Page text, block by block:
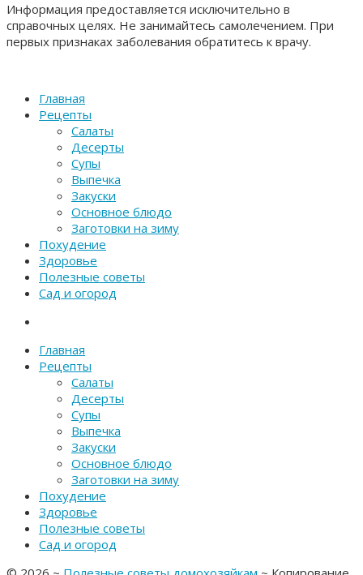
Информация предоставляется исключительно в
справочных целях. Не занимайтесь самолечением. При
первых признаках заболевания обратитесь к врачу.
Главная
Рецепты
Салаты
Десерты
Супы
Выпечка
Закуски
Основное блюдо
Заготовки на зиму
Похудение
Здоровье
Полезные советы
Сад и огород
Главная
Рецепты
Салаты
Десерты
Супы
Выпечка
Закуски
Основное блюдо
Заготовки на зиму
Похудение
Здоровье
Полезные советы
Сад и огород